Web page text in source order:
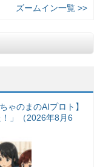
ズームイン一覧 >>
ゃのまのAIプロト】
」（2026年8月6